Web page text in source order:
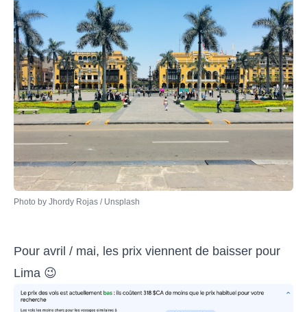
Photo by Jhordy Rojas / Unsplash
Pour avril / mai, les prix viennent de baisser pour
Lima 😉